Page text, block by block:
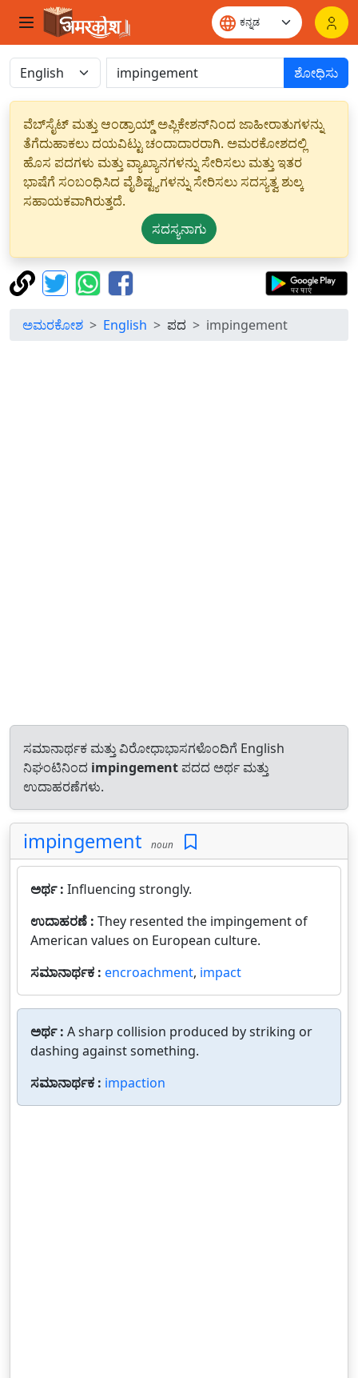
ಶೋಧಿಸು
ವೆಬ್‌ಸೈಟ್ ಮತ್ತು ಆಂಡ್ರಾಯ್ಡ್ ಅಪ್ಲಿಕೇಶನ್‌ನಿಂದ ಜಾಹೀರಾತುಗಳನ್ನು
ತೆಗೆದುಹಾಕಲು ದಯವಿಟ್ಟು ಚಂದಾದಾರರಾಗಿ. ಅಮರಕೋಶದಲ್ಲಿ
ಹೊಸ ಪದಗಳು ಮತ್ತು ವ್ಯಾಖ್ಯಾನಗಳನ್ನು ಸೇರಿಸಲು ಮತ್ತು ಇತರ
ಭಾಷೆಗೆ ಸಂಬಂಧಿಸಿದ ವೈಶಿಷ್ಟ್ಯಗಳನ್ನು ಸೇರಿಸಲು ಸದಸ್ಯತ್ವ ಶುಲ್ಕ
ಸಹಾಯಕವಾಗಿರುತ್ತದೆ.
ಸದಸ್ಯನಾಗು
ಅಮರಕೋಶ English ಪದ impingement
ಸಮಾನಾರ್ಥಕ ಮತ್ತು ವಿರೋಧಾಭಾಸಗಳೊಂದಿಗೆ English
ನಿಘಂಟಿನಿಂದ impingement ಪದದ ಅರ್ಥ ಮತ್ತು
ಉದಾಹರಣೆಗಳು.
impingement noun
ಅರ್ಥ : Influencing strongly.
ಉದಾಹರಣೆ : They resented the impingement of
American values on European culture.
ಸಮಾನಾರ್ಥಕ : encroachment, impact
ಅರ್ಥ : A sharp collision produced by striking or
dashing against something.
ಸಮಾನಾರ್ಥಕ : impaction